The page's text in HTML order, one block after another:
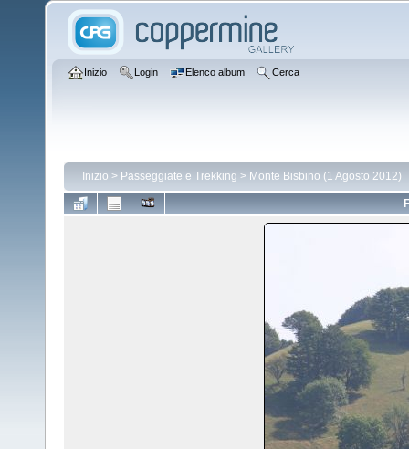
Inizio Login Elenco album Cerca
Inizio > Passeggiate e Trekking > Monte Bisbino (1 Agosto 2012)